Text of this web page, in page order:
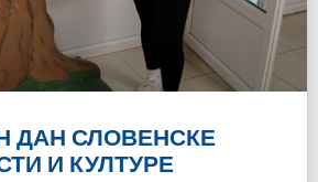
ДАН СЛОВЕНСКЕ
И КУЛТУРЕ